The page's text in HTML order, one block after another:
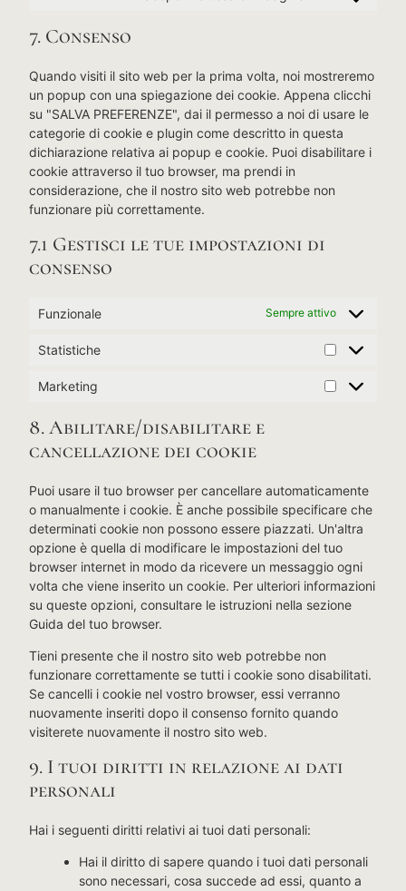
7. Consenso
Quando visiti il sito web per la prima volta, noi mostreremo
un popup con una spiegazione dei cookie. Appena clicchi
su "SALVA PREFERENZE", dai il permesso a noi di usare le
categorie di cookie e plugin come descritto in questa
dichiarazione relativa ai popup e cookie. Puoi disabilitare i
cookie attraverso il tuo browser, ma prendi in
considerazione, che il nostro sito web potrebbe non
funzionare più correttamente.
7.1 Gestisci le tue impostazioni di
consenso
Funzionale Sempre attivo
Statistiche
Marketing
8. Abilitare/disabilitare e
cancellazione dei cookie
Puoi usare il tuo browser per cancellare automaticamente
o manualmente i cookie. È anche possibile specificare che
determinati cookie non possono essere piazzati. Un'altra
opzione è quella di modificare le impostazioni del tuo
browser internet in modo da ricevere un messaggio ogni
volta che viene inserito un cookie. Per ulteriori informazioni
su queste opzioni, consultare le istruzioni nella sezione
Guida del tuo browser.
Tieni presente che il nostro sito web potrebbe non
funzionare correttamente se tutti i cookie sono disabilitati.
Se cancelli i cookie nel vostro browser, essi verranno
nuovamente inseriti dopo il consenso fornito quando
visiterete nuovamente il nostro sito web.
9. I tuoi diritti in relazione ai dati
personali
Hai i seguenti diritti relativi ai tuoi dati personali:
Hai il diritto di sapere quando i tuoi dati personali
sono necessari, cosa succede ad essi, quanto a